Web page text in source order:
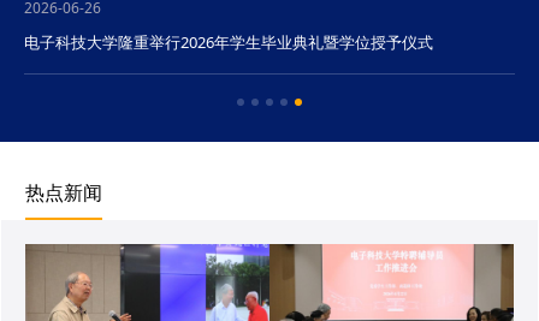
2026-06-26
电子科技大学隆重举行2026年学生毕业典礼暨学位授予仪式
热点新闻